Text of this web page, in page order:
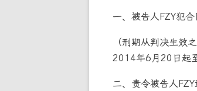
一、被告人FZY犯
（刑期从判决生效
2014年6月20日起
二、责令被告人